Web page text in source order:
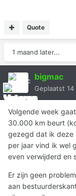
Quote
1 maand later...
bigmac
Geplaatst 14
Volgende week
30.000 km beurt
gezegd dat ik deze
per jaar vind ik wel
even verwijderd en
Er zijn geen
aan